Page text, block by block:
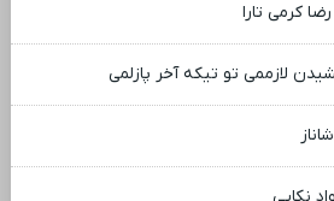
کرمی تارا
لازممی تو تیکه آخر پازلمی